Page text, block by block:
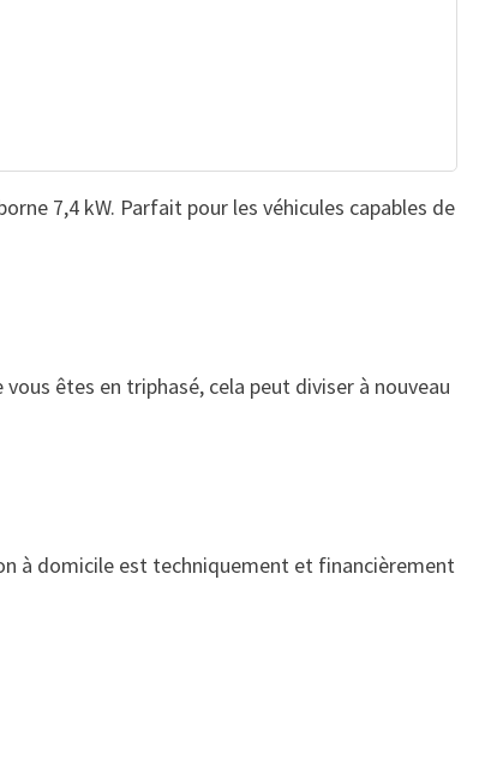
7,4 kW. Parfait pour les véhicules capables de
êtes en triphasé, cela peut diviser à nouveau
à domicile est techniquement et financièrement